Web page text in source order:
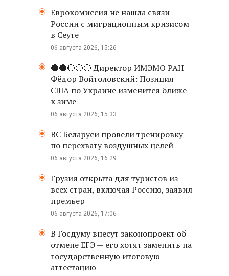
Еврокомиссия не нашла связи
России с миграционным кризисом
в Сеуте
06 августа 2026, 15:26
🔴🔴🔴🔴🔴 Директор ИМЭМО РАН
Фёдор Войтоловский: Позиция
США по Украине изменится ближе
к зиме
06 августа 2026, 15:33
ВС Беларуси провели тренировку
по перехвату воздушных целей
06 августа 2026, 16:29
Грузия открыта для туристов из
всех стран, включая Россию, заявил
премьер
06 августа 2026, 17:06
В Госдуму внесут законопроект об
отмене ЕГЭ — его хотят заменить на
государственную итоговую
аттестацию